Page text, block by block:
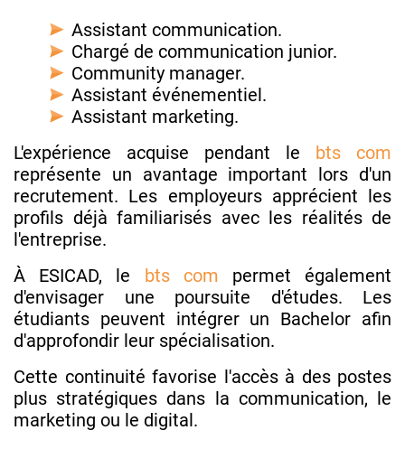
Assistant communication.
Chargé de communication junior.
Community manager.
Assistant événementiel.
Assistant marketing.
L'expérience acquise pendant le bts com
représente un avantage important lors d'un
recrutement. Les employeurs apprécient les
profils déjà familiarisés avec les réalités de
l'entreprise.
À ESICAD, le bts com permet également
d'envisager une poursuite d'études. Les
étudiants peuvent intégrer un Bachelor afin
d'approfondir leur spécialisation.
Cette continuité favorise l'accès à des postes
plus stratégiques dans la communication, le
marketing ou le digital.